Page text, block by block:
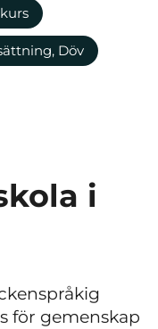
Döv
i
för gemenskap